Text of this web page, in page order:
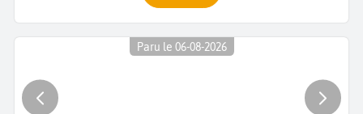
Paru le 06-08-2026